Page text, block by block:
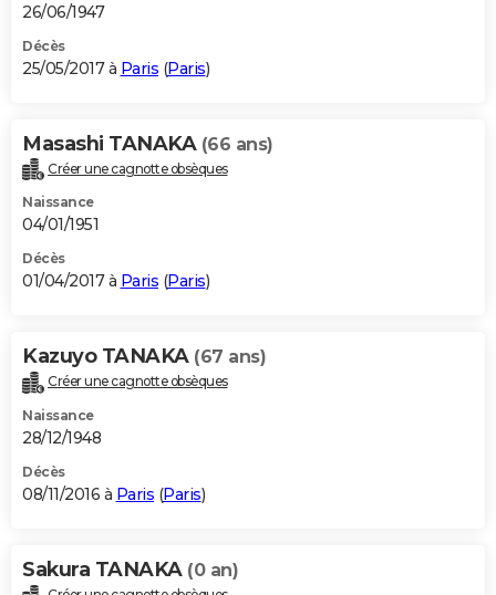
26/06/1947
Décès
25/05/2017 à Paris (Paris)
Masashi TANAKA (66 ans)
Créer une cagnotte obsèques
Naissance
04/01/1951
Décès
01/04/2017 à Paris (Paris)
Kazuyo TANAKA (67 ans)
Créer une cagnotte obsèques
Naissance
28/12/1948
Décès
08/11/2016 à Paris (Paris)
Sakura TANAKA (0 an)